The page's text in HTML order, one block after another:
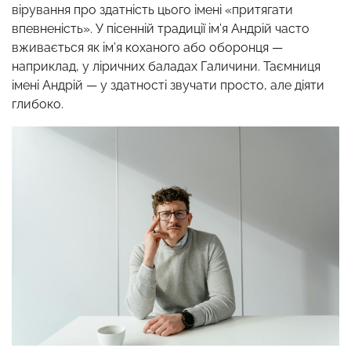
вірування про здатність цього імені «притягати
впевненість». У пісенній традиції ім’я Андрій часто
вживається як ім’я коханого або оборонця —
наприклад, у ліричних баладах Галичини. Таємниця
імені Андрій — у здатності звучати просто, але діяти
глибоко.